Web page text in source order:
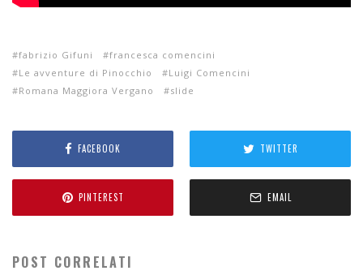
fabrizio Gifuni
francesca comencini
Le avventure di Pinocchio
Luigi Comencini
Romana Maggiora Vergano
slide
FACEBOOK TWITTER
PINTEREST EMAIL
POST CORRELATI